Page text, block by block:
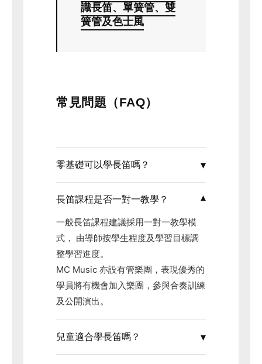
識長笛、單簧管、雙
簧管及色士風
常見問題（FAQ）
零基礎可以學長笛嗎？
長笛課程是否一對一教學？
一般長笛課程建議採用一對一教學模
式， 由導師按學生程度及學習目標調
整學習進度。
MC Music 亦設有管樂團，表現優秀的
學員將有機會加入樂團，參與合奏訓練
及公開演出。
兒童適合學長笛嗎？